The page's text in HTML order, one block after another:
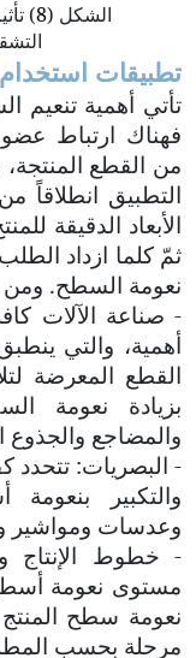
الشكل (8
)
تطبيقات
تأتي أهمية تنعيم
فهناك ارتباط
من القطع
التطبيق انطلاقاً
الأبعاد الدقيقة
ثمّ كلما ازداد
نعومة السطح. ومن
- صناعة الآلات
أهمية، والتي
القطع المعرضة
بزيادة نعومة
والمضاجع والجذوع
- البصريات: تتحدد
والتكبير
وعدسات ومواشير
- خطوط الإنتاج
مستوى نعومة أسطح
نعومة سطح
مرحلة بحسب